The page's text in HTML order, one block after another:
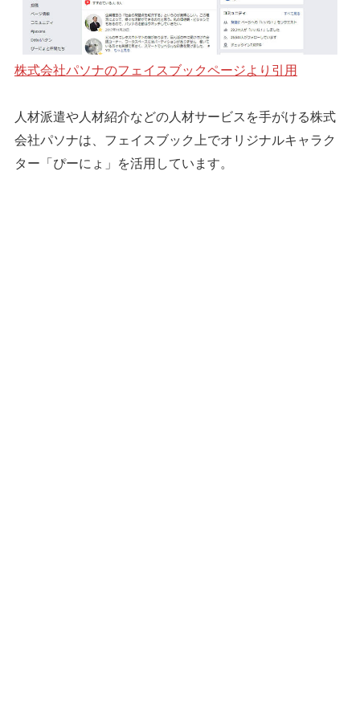
株式会社パソナのフェイスブックページより引用
人材派遣や人材紹介などの人材サービスを手がける株式
会社パソナは、フェイスブック上でオリジナルキャラク
ター「ぴーにょ」を活用しています。